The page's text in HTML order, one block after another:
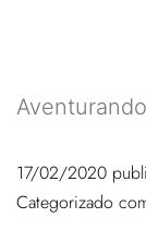
17/02/2020
Categorizado